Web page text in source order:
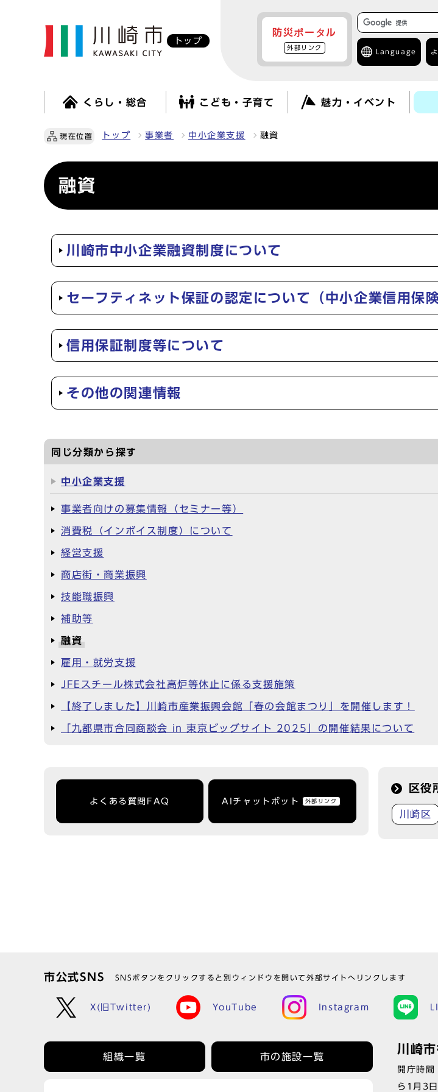
トップ
防災ポータル
外部リンク
Language
くらし・総合 こども・子育て 魅力・イベント
現在位置 トップ 事業者 中小企業支援 融資
融資
川崎市中小企業融資制度について
セーフティネット保証の認定について（中小企業信用保険
信用保証制度等について
その他の関連情報
同じ分類から探す
中小企業支援
事業者向けの募集情報（セミナー等）
消費税（インボイス制度）について
経営支援
商店街・商業振興
技能職振興
補助等
融資
雇用・就労支援
JFEスチール株式会社高炉等休止に係る支援施策
【終了しました】川崎市産業振興会館「春の会館まつり」を開催します！
「九都県市合同商談会 in 東京ビッグサイト 2025」の開催結果について
よくある質問FAQ AIチャットボット 外部リンク
区役
川崎区
市公式SNS SNSボタンをクリックすると別ウィンドウを開いて外部サイトへリンクします
X(旧Twitter) YouTube Instagram
組織一覧 市の施設一覧
川崎
開庁時
ら1月3日